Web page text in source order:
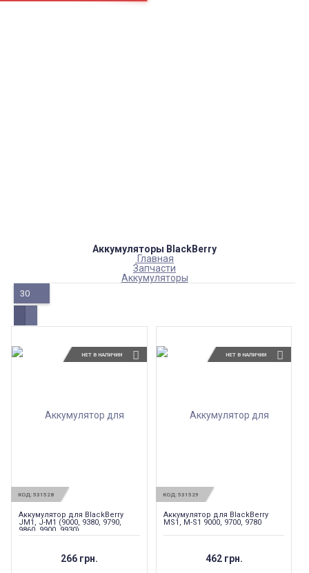
Аккумуляторы BlackBerry
Главная
Запчасти
Аккумуляторы
30
НЕТ В НАЛИЧИИ
КОД: 531528
Аккумулятор для BlackBerry
JM1, J-M1 (9000, 9380, 9790,
9860, 9900, 9930)
266 грн.
НЕТ В НАЛИЧИИ
КОД: 531529
Аккумулятор для BlackBerry
MS1, M-S1 9000, 9700, 9780
462 грн.